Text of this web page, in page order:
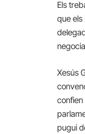
Els
que els
Xesús
pugui